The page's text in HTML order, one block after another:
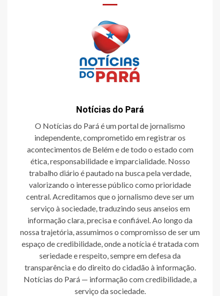
Notícias do Pará
O Notícias do Pará é um portal de jornalismo
independente, comprometido em registrar os
acontecimentos de Belém e de todo o estado com
ética, responsabilidade e imparcialidade. Nosso
trabalho diário é pautado na busca pela verdade,
valorizando o interesse público como prioridade
central. Acreditamos que o jornalismo deve ser um
serviço à sociedade, traduzindo seus anseios em
informação clara, precisa e confiável. Ao longo da
nossa trajetória, assumimos o compromisso de ser um
espaço de credibilidade, onde a notícia é tratada com
seriedade e respeito, sempre em defesa da
transparência e do direito do cidadão à informação.
Notícias do Pará — informação com credibilidade, a
serviço da sociedade.